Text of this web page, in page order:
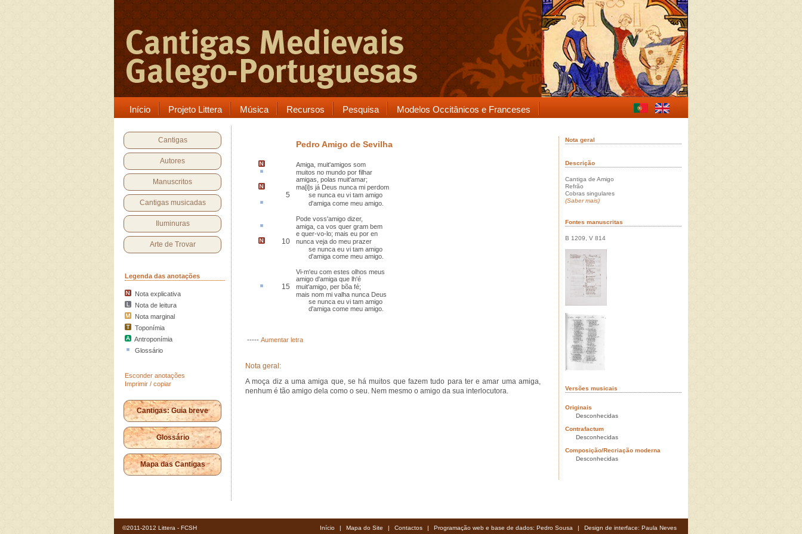
Início Projeto Littera Música Recursos Pesquisa Modelos Occitânicos e Franceses
Cantigas
Autores
Manuscritos
Cantigas musicadas
Iluminuras
Arte de Trovar
Legenda das anotações
Nota explicativa
Nota de leitura
Nota marginal
Toponímia
Antroponímia
Glossário
Esconder anotações
Imprimir / copiar
Cantigas: Guia breve
Glossário
Mapa das Cantigas
Pedro Amigo de Sevilha
Amiga, muit'amigos som
muitos no mundo por filhar
amigas, polas muit'amar;
ma[i]s já Deus nunca mi perdom
5
se nunca eu vi tam amigo
d'amiga come meu amigo.
Pode voss'amigo dizer,
amiga, ca vos quer gram bem
e quer-vo-lo; mais eu por en
10
nunca veja do meu prazer
se nunca eu vi tam amigo
d'amiga come meu amigo.
Vi-m'eu com estes olhos meus
amigo d'amiga que lh'é
15 muit'amigo, per bõa fé;
mais nom mi valha nunca Deus
se nunca eu vi tam amigo
d'amiga come meu amigo.
----- Aumentar letra
Nota geral:
A moça diz a uma amiga que, se há muitos que fazem tudo para ter e amar uma amiga,
nenhum é tão amigo dela como o seu. Nem mesmo o amigo da sua interlocutora.
Nota geral
Descrição
Cantiga de Amigo
Refrão
Cobras singulares
(Saber mais)
Fontes manuscritas
B 1209, V 814
Versões musicais
Originais
Desconhecidas
Contrafactum
Desconhecidas
Composição/Recriação moderna
Desconhecidas
©2011-2012 Littera - FCSH Início | Mapa do Site | Contactos | Programação web e base de dados: Pedro Sousa | Design de interface: Paula Neves